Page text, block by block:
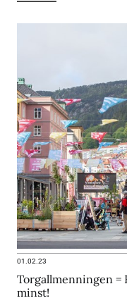
01.02.23
Torgallmenningen =
minst!